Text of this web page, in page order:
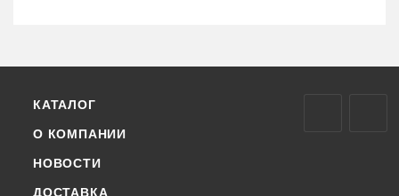
КАТАЛОГ
О КОМПАНИИ
НОВОСТИ
ДОСТАВКА